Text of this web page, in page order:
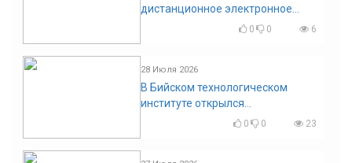
дистанционное электронное
голосование на выборы!
0 0 6
28 Июля 2026
В Бийском технологическом
институте открылся
диссертационный совет!
0 0 23